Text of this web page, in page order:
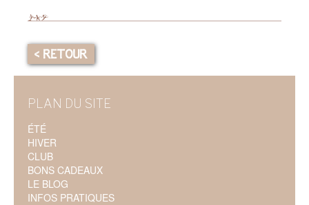
< RETOUR
PLAN DU SITE
ÉTÉ
HIVER
CLUB
BONS CADEAUX
LE BLOG
INFOS PRATIQUES